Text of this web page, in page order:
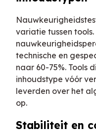
variatie tussen
technische en
naar 60-75%. Tools
inhoudstype vóór
leverden over het
op.
Stabiliteit en